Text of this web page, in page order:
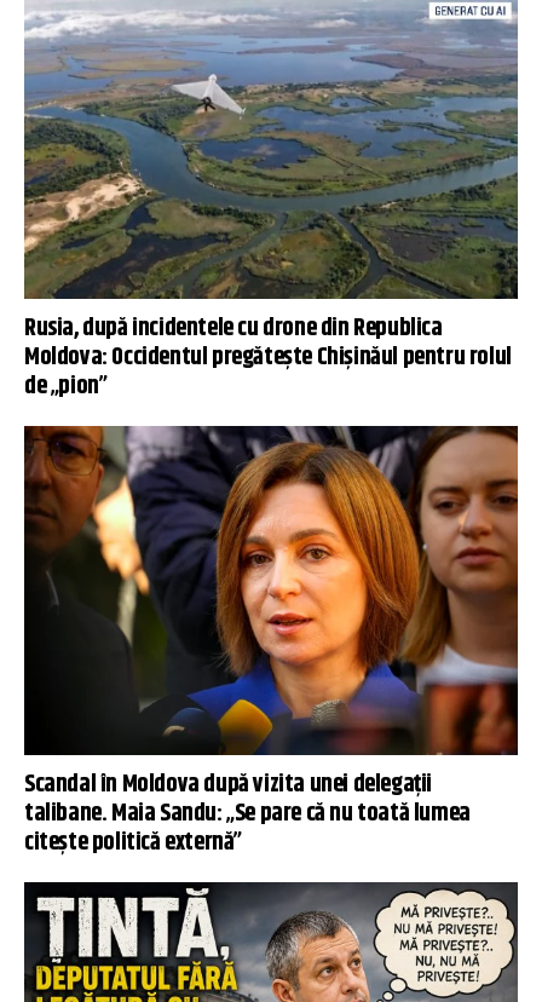
Rusia, după incidentele cu drone din Republica
Moldova: Occidentul pregătește Chișinăul pentru rolul
de „pion”
Scandal în Moldova după vizita unei delegații
talibane. Maia Sandu: „Se pare că nu toată lumea
citește politică externă”